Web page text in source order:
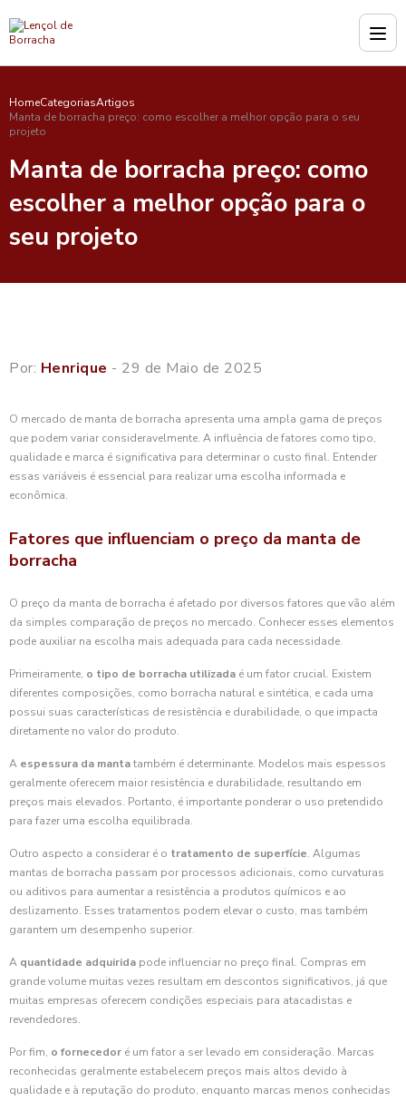
HomeCategoriasArtigos
Manta de borracha preço: como escolher a melhor opção para o seu
projeto
Manta de borracha preço: como
escolher a melhor opção para o
seu projeto
Por: Henrique - 29 de Maio de 2025
O mercado de manta de borracha apresenta uma ampla gama de preços
que podem variar consideravelmente. A influência de fatores como tipo,
qualidade e marca é significativa para determinar o custo final. Entender
essas variáveis é essencial para realizar uma escolha informada e
econômica.
Fatores que influenciam o preço da manta de
borracha
O preço da manta de borracha é afetado por diversos fatores que vão além
da simples comparação de preços no mercado. Conhecer esses elementos
pode auxiliar na escolha mais adequada para cada necessidade.
Primeiramente, o tipo de borracha utilizada é um fator crucial. Existem
diferentes composições, como borracha natural e sintética, e cada uma
possui suas características de resistência e durabilidade, o que impacta
diretamente no valor do produto.
A espessura da mantatambém é determinante. Modelos mais espessos
geralmente oferecem maior resistência e durabilidade, resultando em
preços mais elevados. Portanto, é importante ponderar o uso pretendido
para fazer uma escolha equilibrada.
Outro aspecto a considerar é o tratamento de superfície. Algumas
mantas de borracha passam por processos adicionais, como curvaturas
ou aditivos para aumentar a resistência a produtos químicos e ao
deslizamento. Esses tratamentos podem elevar o custo, mas também
garantem um desempenho superior.
A quantidade adquirida pode influenciar no preço final. Compras em
grande volume muitas vezes resultam em descontos significativos, já que
muitas empresas oferecem condições especiais para atacadistas e
revendedores.
Por fim, o fornecedor é um fator a ser levado em consideração. Marcas
reconhecidas geralmente estabelecem preços mais altos devido à
qualidade e à reputação do produto, enquanto marcas menos conhecidas